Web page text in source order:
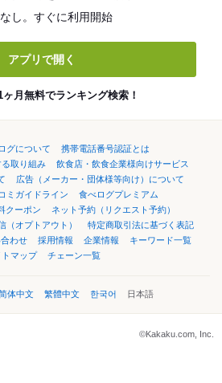
し。すぐに利用開始
アプリで開く
月無料でランキング検索！
グについて
携帯電話番号認証とは
取り組み
飲食店・飲食企業様向けサービス
広告（メーカー・団体様等向け）について
ミガイドライン
食べログプレミアム
クーポン
ネット予約（リクエスト予約）
（オプトアウト）
特定商取引法に基づく表記
わせ 採用情報 企業情報
キーワード一覧
マップ
チェーン一覧
体中文 繁體中文 한국어 日本語
©Kakaku.com, Inc.